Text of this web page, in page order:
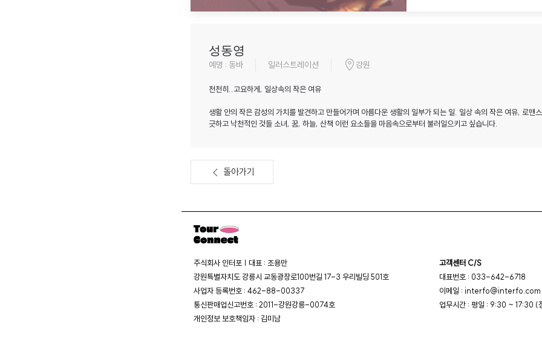
성동영
예명 : 동바 일러스트레이션 강원
천천히..고요하게, 일상속의 작은 여유
생활 안의 작은 감성의 가치를 발견하고 만들어가며 아름다운 생활의 일부가 되는 일. 일상 속의 작은 여유, 로맨
긋하고 낙천적인 것들 소녀, 꿈, 하늘, 산책 이런 요소들을 마음속으로부터 불러일으키고 싶습니다.
돌아가기
주식회사 인터포 | 대표 : 조용만
강원특별자치도 강릉시 교동광장로100번길 17-3 우리빌딩 501호
사업자 등록번호 : 462-88-00337
통신판매업신고번호 : 2011-강원강릉-0074호
개인정보 보호책임자 : 김미남
고객센터 C/S
대표번호 : 033-642-6718
이메일 : interfo@interfo.com
업무시간 : 평일 : 9:30 ~ 17:30